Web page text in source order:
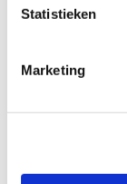
Statistieken
Marketing